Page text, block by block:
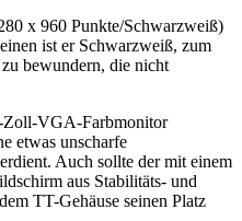
x 960 Punkte/Schwarzweiß)
ist er Schwarzweiß, zum
bewundern, die nicht
Zoll-VGA-Farbmonitor
etwas unscharfe
Auch sollte der mit einem
aus Stabilitäts- und
TT-Gehäuse seinen Platz